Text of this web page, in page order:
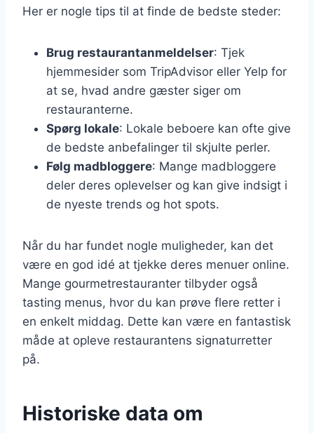
Her er nogle tips til at finde de bedste steder:
Brug restaurantanmeldelser: Tjek
hjemmesider som TripAdvisor eller Yelp for
at se, hvad andre gæster siger om
restauranterne.
Spørg lokale: Lokale beboere kan ofte give
de bedste anbefalinger til skjulte perler.
Følg madbloggere: Mange madbloggere
deler deres oplevelser og kan give indsigt i
de nyeste trends og hot spots.
Når du har fundet nogle muligheder, kan det
være en god idé at tjekke deres menuer online.
Mange gourmetrestauranter tilbyder også
tasting menus, hvor du kan prøve flere retter i
en enkelt middag. Dette kan være en fantastisk
måde at opleve restaurantens signaturretter
på.
Historiske data om